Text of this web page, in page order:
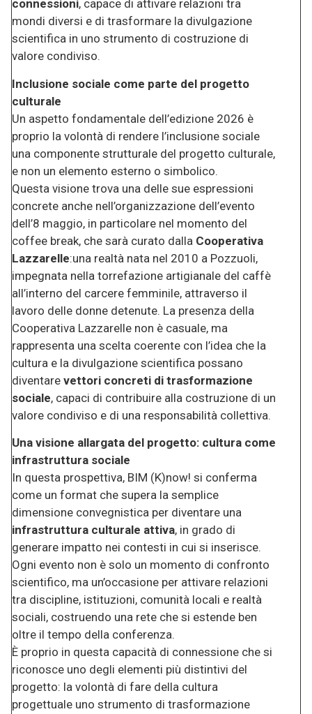
connessioni, capace di attivare relazioni tra
mondi diversi e di trasformare la divulgazione
scientifica in uno strumento di costruzione di
valore condiviso.
Inclusione sociale come parte del progetto
culturale
Un aspetto fondamentale dell’edizione 2026 è
proprio la volontà di rendere l’inclusione sociale
una componente strutturale del progetto culturale,
e non un elemento esterno o simbolico.
Questa visione trova una delle sue espressioni
concrete anche nell’organizzazione dell’evento
dell’8 maggio, in particolare nel momento del
coffee break, che sarà curato dalla Cooperativa
Lazzarelle:una realtà nata nel 2010 a Pozzuoli,
impegnata nella torrefazione artigianale del caffè
all’interno del carcere femminile, attraverso il
lavoro delle donne detenute. La presenza della
Cooperativa Lazzarelle non è casuale, ma
rappresenta una scelta coerente con l’idea che la
cultura e la divulgazione scientifica possano
diventare vettori concreti di trasformazione
sociale, capaci di contribuire alla costruzione di un
valore condiviso e di una responsabilità collettiva.
Una visione allargata del progetto: cultura come
infrastruttura sociale
In questa prospettiva, BIM (K)now! si conferma
come un format che supera la semplice
dimensione convegnistica per diventare una
infrastruttura culturale attiva, in grado di
generare impatto nei contesti in cui si inserisce.
Ogni evento non è solo un momento di confronto
scientifico, ma un’occasione per attivare relazioni
tra discipline, istituzioni, comunità locali e realtà
sociali, costruendo una rete che si estende ben
oltre il tempo della conferenza.
È proprio in questa capacità di connessione che si
riconosce uno degli elementi più distintivi del
progetto: la volontà di fare della cultura
progettuale uno strumento di trasformazione